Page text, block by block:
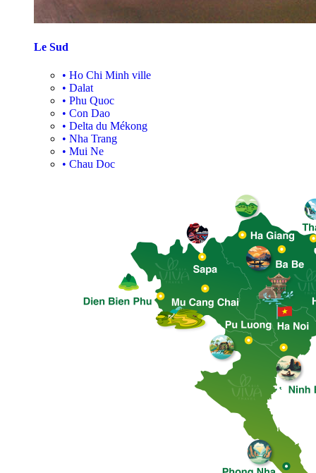
Le Sud
• Ho Chi Minh ville
• Dalat
• Phu Quoc
• Con Dao
• Delta du Mékong
• Nha Trang
• Mui Ne
• Chau Doc